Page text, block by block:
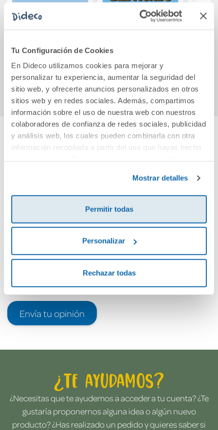
Tu Configuración de Cookies
En Dideco utilizamos cookies para mejorar y
personalizar tu experiencia, aumentar la seguridad del
sitio web, y ofrecerte anuncios personalizados en otros
sitios web y en redes sociales. Además, compartimos
información sobre el uso de nuestra web con nuestros
colaboradores de confianza de redes sociales, publicidad
y análisis web, los cuales pueden combinarla con otra
información recopilada a partir del uso que hayas hecho
Mostrar detalles
Permitir todas
Personalizar
Rechazar todas
Cdn cuantos
números Nivel 1
12,85€
Comprar
La mejor
empleada del
Comprar
Arts
Cuéntanos tu opinión
¡Sé el primero en valorar este producto!
Debes iniciar sesión para poder valorarlo
Envía tu opinión
¿Te ayudamos?
¿Necesitas que te ayudemos a acceder a tu cuenta? ¿Te
gustaría proponernos alguna idea o algún nuevo
producto? ¿Has realizado un pedido y quieres saber si